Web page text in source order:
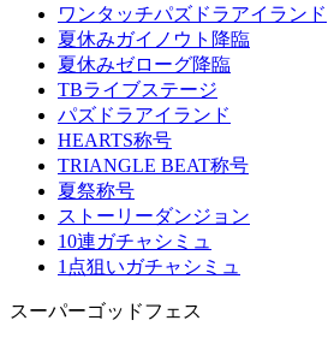
ワンタッチパズドラアイランド
夏休みガイノウト降臨
夏休みゼローグ降臨
TBライブステージ
パズドラアイランド
HEARTS称号
TRIANGLE BEAT称号
夏祭称号
ストーリーダンジョン
10連ガチャシミュ
1点狙いガチャシミュ
スーパーゴッドフェス